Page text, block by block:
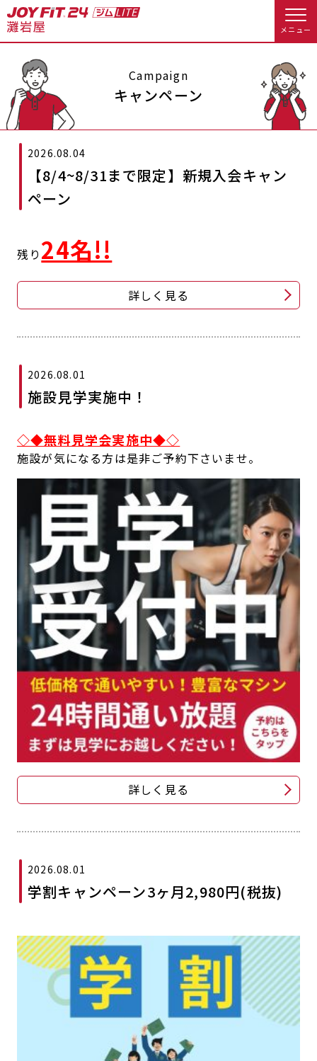
メニュー
店舗トップ
会員様向けのご案内
会員の方へトップ
よくあるご質問
入会のお手続きをする
Appで入会手続き料金・サービス等詳しく見る
入会を悩まれている方へトップ
アクセス
見学・体験
よくあるご質問 店舗へのお問い合わせ
JOYFIT+
Campaign
キャンペーン
2026.08.04
【8/4~8/31まで限定】新規入会キャン
ペーン
残り 24名!!
詳しく見る
2026.08.01
施設見学実施中！
◇◆無料見学会実施中◆◇
施設が気になる方は是非ご予約下さいませ。
詳しく見る
2026.08.01
学割キャンペーン3ヶ月2,980円(税抜)